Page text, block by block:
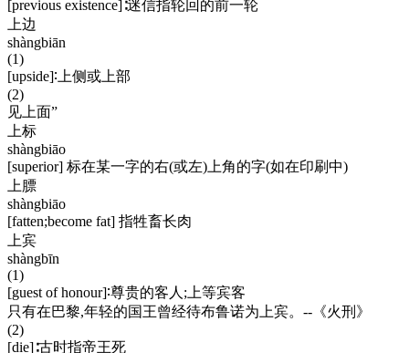
[previous existence]∶迷信指轮回的前一轮
上边
shàngbiān
(1)
[upside]∶上侧或上部
(2)
见上面”
上标
shàngbiāo
[superior] 标在某一字的右(或左)上角的字(如在印刷中)
上膘
shàngbiāo
[fatten;become fat] 指牲畜长肉
上宾
shàngbīn
(1)
[guest of honour]∶尊贵的客人;上等宾客
只有在巴黎,年轻的国王曾经待布鲁诺为上宾。--《火刑》
(2)
[die]∶古时指帝王死